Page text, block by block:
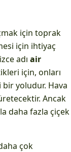
için toprak
için ihtiyaç
adı air
için, onları
yoludur. Hava
Ancak
daha fazla çiçek
çok